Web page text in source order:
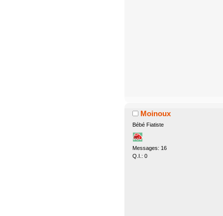
Moinoux
Bébé Fiatiste
Messages: 16
Q.I.: 0